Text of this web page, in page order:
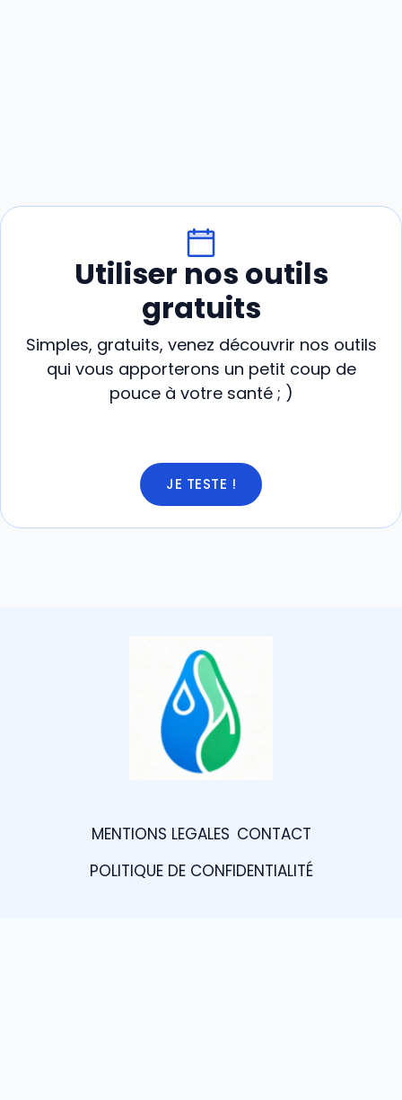
Utiliser nos outils
gratuits
Simples, gratuits, venez découvrir nos outils
qui vous apporterons un petit coup de
pouce à votre santé ; )
JE TESTE !
MENTIONS LEGALES CONTACT
POLITIQUE DE CONFIDENTIALITÉ